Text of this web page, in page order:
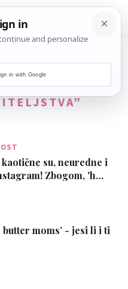
ZA TAG
kaotične su, neuredne i
Zbogom, 'h…
butter moms’ - jesi li i ti
in with Google